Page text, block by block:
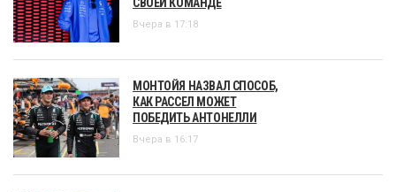
Вчера в 17:18
МОНТОЙЯ НАЗВАЛ СПОСОБ,
КАК РАССЕЛ МОЖЕТ
ПОБЕДИТЬ АНТОНЕЛЛИ
Вчера в 16:17